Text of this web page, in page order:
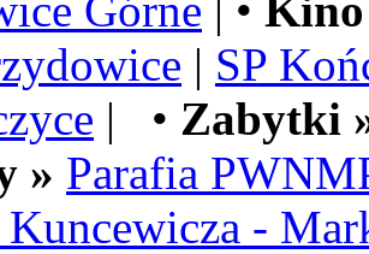
| SP
| • Zabytki
» Parafia
Kuncewicza -